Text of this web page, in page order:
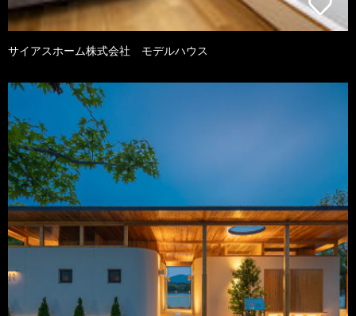
サイアスホーム株式会社 モデルハウス